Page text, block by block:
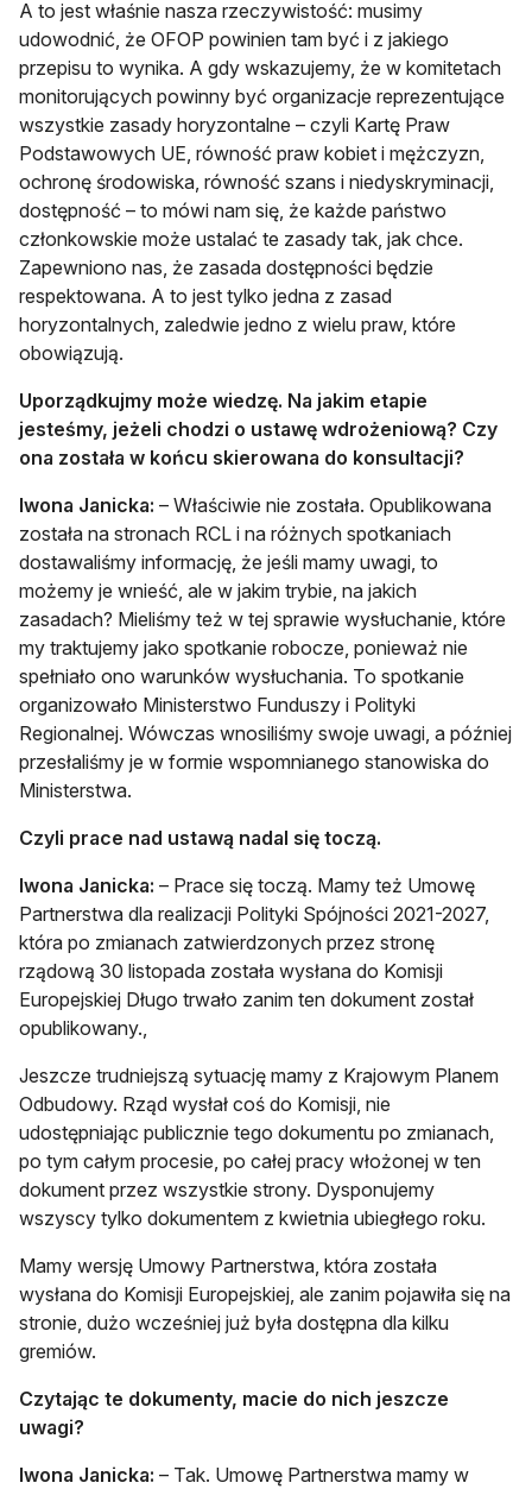
A to jest właśnie nasza rzeczywistość: musimy
udowodnić, że OFOP powinien tam być i z jakiego
przepisu to wynika. A gdy wskazujemy, że w komitetach
monitorujących powinny być organizacje reprezentujące
wszystkie zasady horyzontalne – czyli Kartę Praw
Podstawowych UE, równość praw kobiet i mężczyzn,
ochronę środowiska, równość szans i niedyskryminacji,
dostępność – to mówi nam się, że każde państwo
członkowskie może ustalać te zasady tak, jak chce.
Zapewniono nas, że zasada dostępności będzie
respektowana. A to jest tylko jedna z zasad
horyzontalnych, zaledwie jedno z wielu praw, które
obowiązują.
Uporządkujmy może wiedzę. Na jakim etapie
jesteśmy, jeżeli chodzi o ustawę wdrożeniową? Czy
ona została w końcu skierowana do konsultacji?
Iwona Janicka: – Właściwie nie została. Opublikowana
została na stronach RCL i na różnych spotkaniach
dostawaliśmy informację, że jeśli mamy uwagi, to
możemy je wnieść, ale w jakim trybie, na jakich
zasadach? Mieliśmy też w tej sprawie wysłuchanie, które
my traktujemy jako spotkanie robocze, ponieważ nie
spełniało ono warunków wysłuchania. To spotkanie
organizowało Ministerstwo Funduszy i Polityki
Regionalnej. Wówczas wnosiliśmy swoje uwagi, a później
przesłaliśmy je w formie wspomnianego stanowiska do
Ministerstwa.
Czyli prace nad ustawą nadal się toczą.
Iwona Janicka: – Prace się toczą. Mamy też Umowę
Partnerstwa dla realizacji Polityki Spójności 2021-2027,
która po zmianach zatwierdzonych przez stronę
rządową 30 listopada została wysłana do Komisji
Europejskiej Długo trwało zanim ten dokument został
opublikowany.,
Jeszcze trudniejszą sytuację mamy z Krajowym Planem
Odbudowy. Rząd wysłał coś do Komisji, nie
udostępniając publicznie tego dokumentu po zmianach,
po tym całym procesie, po całej pracy włożonej w ten
dokument przez wszystkie strony. Dysponujemy
wszyscy tylko dokumentem z kwietnia ubiegłego roku.
Mamy wersję Umowy Partnerstwa, która została
wysłana do Komisji Europejskiej, ale zanim pojawiła się na
stronie, dużo wcześniej już była dostępna dla kilku
gremiów.
Czytając te dokumenty, macie do nich jeszcze
uwagi?
Iwona Janicka: – Tak. Umowę Partnerstwa mamy w